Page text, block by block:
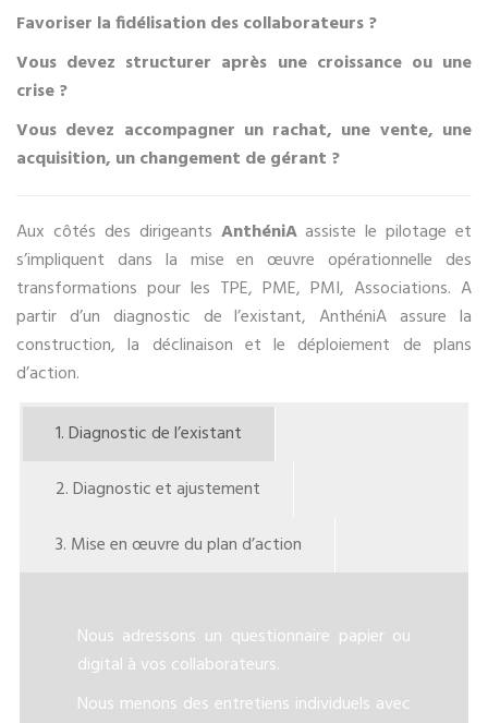
Favoriser la fidélisation des collaborateurs ?
Vous devez structurer après une croissance ou une
crise ?
Vous devez accompagner un rachat, une vente, une
acquisition, un changement de gérant ?
Aux côtés des dirigeants AnthéniAassiste le pilotage et
s’impliquent dans la mise en œuvre opérationnelle des
transformations pour les TPE, PME, PMI, Associations. A
partir d’un diagnostic de l’existant, AnthéniA assure la
construction, la déclinaison et le déploiement de plans
d’action.
1. Diagnostic de l’existant
2. Diagnostic et ajustement
3. Mise en œuvre du plan d’action
Nous adressons un questionnaire papier ou
digital à vos collaborateurs.
Nous menons des entretiens individuels avec